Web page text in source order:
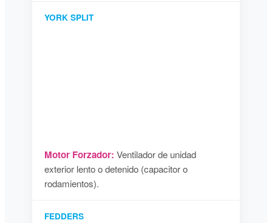
YORK SPLIT
Motor Forzador: Ventilador de unidad
exterior lento o detenido (capacitor o
rodamientos).
FEDDERS